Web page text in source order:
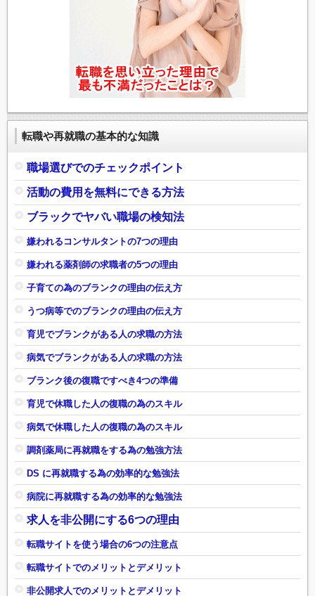
転職や再就職の基本的な知識
職場選びでのチェックポイント
活動の費用を無料にできる方法
ブラックでヤバい職場の検知法
嫌われるコンサルタントの7つの理由
嫌われる薬剤師の求職者の5つの理由
子育ての為のブランクの理由の伝え方
うつ病等でのブランクの理由の伝え方
育児でブランクがある人の求職の方法
病気でブランクがある人の求職の方法
ブランク後の復職ですべき4つの準備
育児で休職した人の復職の為のスキル
病気で休職した人の復職の為のスキル
調剤薬局に再就職をする為の勉強方法
DS に再就職する為の効率的な勉強法
病院に再就職する為の効率的な勉強法
求人を非公開にする6つの理由
転職サイトを使う場合の6つの注意点
転職サイトでのメリットとデメリット
非公開求人でのメリットとデメリット